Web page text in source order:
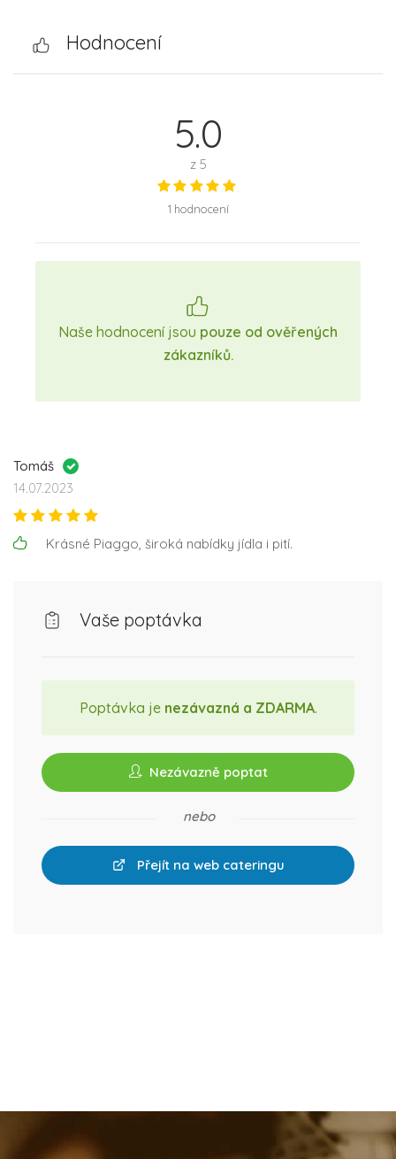
Hodnocení
5.0
z 5
1 hodnocení
Naše hodnocení jsou pouze od ověřených
zákazníků.
Tomáš
14.07.2023
Krásné Piaggo, široká nabídky jídla i pití.
Vaše poptávka
Poptávka je nezávazná a ZDARMA.
Nezávazně poptat
nebo
Přejít na web cateringu